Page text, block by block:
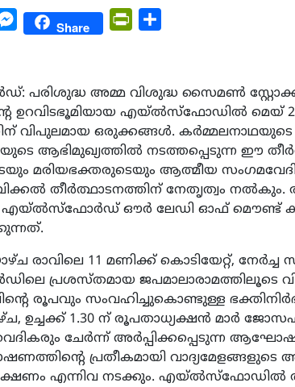
MessengerShare PrintFriendly
അമ്മ വിശുദ്ധ സൈമൺ സ്റ്റോക്കിന്
ഉറവിടഭൂമിയായ എയ്‌ൽസ്‌ഫോഡിൽ മെയ്
വിപുലമായ ഒരുക്കങ്ങൾ. കർമ്മലനാഥയുടെ
ആഭിമുഖ്യത്തിൽ നടത്തപ്പെടുന്ന ഈ
മരിയഭക്തരുടെയും ആത്മീയ
തീർത്ഥാടനത്തിന് നേതൃത്വം നൽകും.
എയ്‌ൽസ്‌ഫോർഡ് ഔർ ലേഡി ഓഫ് മൌണ്ട്
രാവിലെ 11 മണിക്ക് കൊടിയേറ്റ്, നേർച്ച
പ്രശസ്തമായ ജപമാലാരാമത്തിലൂടെ
രൂപവും സംവഹിച്ചുകൊണ്ടുള്ള
ഉച്ചക്ക് 1.30 ന് രൂപതാധ്യക്ഷൻ മാർ
ചേർന്ന് അർപ്പിക്കപ്പെടുന്ന
പ്രതീകമായി
എന്നിവ നടക്കും. എയ്‌ൽസ്‌ഫോഡിൽ